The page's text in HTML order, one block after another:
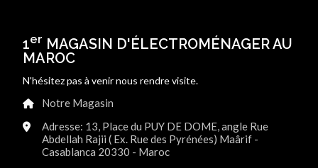
1er MAGASIN D'ÉLECTROMÉNAGER AU
MAROC
N'hésitez pas à venir nous rendre visite.
Notre Magasin
Adresse: 13, Place du PUY DE DOME, angle Rue
Abdellah Rajii ( Ex. Rue des Pyrénées) Maârif -
Casablanca 20330 - Maroc